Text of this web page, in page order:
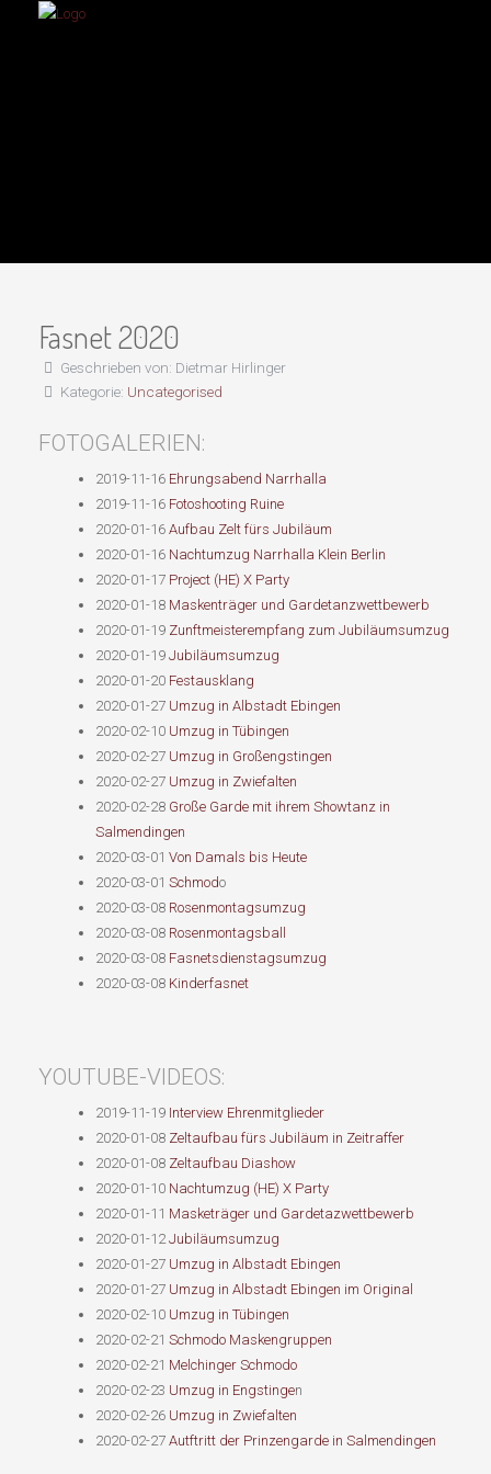
Fasnet 2020
Geschrieben von: Dietmar Hirlinger
Kategorie: Uncategorised
FOTOGALERIEN:
2019-11-16 Ehrungsabend Narrhalla
2019-11-16 Fotoshooting Ruine
2020-01-16 Aufbau Zelt fürs Jubiläum
2020-01-16 Nachtumzug Narrhalla Klein Berlin
2020-01-17 Project (HE) X Party
2020-01-18 Maskenträger und Gardetanzwettbewerb
2020-01-19 Zunftmeisterempfang zum Jubiläumsumzug
2020-01-19 Jubiläumsumzug
2020-01-20 Festausklang
2020-01-27 Umzug in Albstadt Ebingen
2020-02-10 Umzug in Tübingen
2020-02-27 Umzug in Großengstingen
2020-02-27 Umzug in Zwiefalten
2020-02-28 Große Garde mit ihrem Showtanz in
Salmendingen
2020-03-01 Von Damals bis Heute
2020-03-01 Schmodo
2020-03-08 Rosenmontagsumzug
2020-03-08 Rosenmontagsball
2020-03-08 Fasnetsdienstagsumzug
2020-03-08 Kinderfasnet
YOUTUBE-VIDEOS:
2019-11-19 Interview Ehrenmitglieder
2020-01-08 Zeltaufbau fürs Jubiläum in Zeitraffer
2020-01-08 Zeltaufbau Diashow
2020-01-10 Nachtumzug (HE) X Party
2020-01-11 Masketräger und Gardetazwettbewerb
2020-01-12Jubiläumsumzug
2020-01-27 Umzug in Albstadt Ebingen
2020-01-27 Umzug in Albstadt Ebingen im Original
2020-02-10 Umzug in Tübingen
2020-02-21 Schmodo Maskengruppen
2020-02-21 Melchinger Schmodo
2020-02-23 Umzug in Engstingen
2020-02-26 Umzug in Zwiefalten
2020-02-27 Autftritt der Prinzengarde in Salmendingen